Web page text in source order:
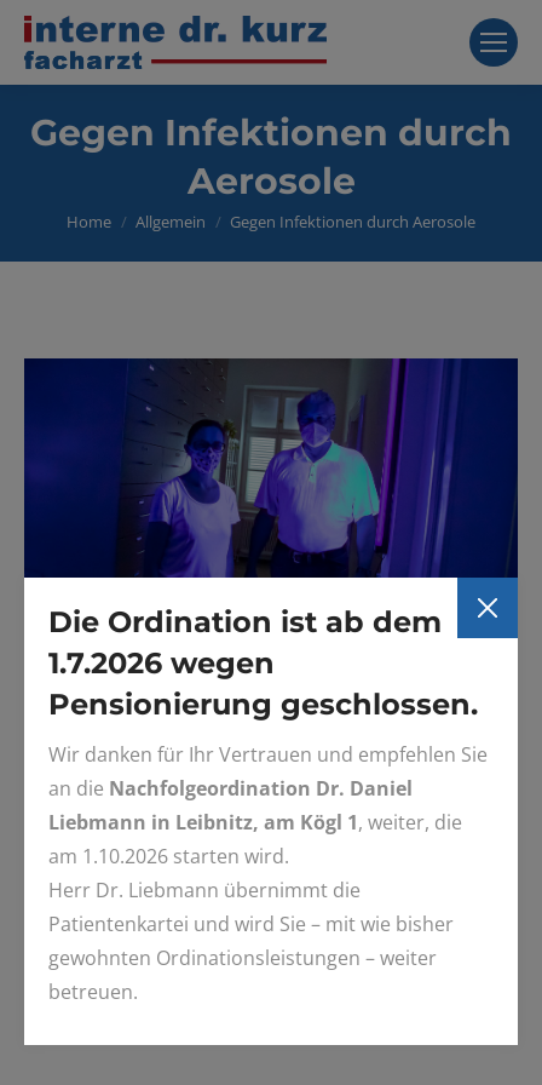
Die Ordination ist ab dem
1.7.2026 wegen
Pensionierung geschlossen.
Wir danken für Ihr Vertrauen und empfehlen Sie
an die Nachfolgeordination Dr. Daniel
Liebmann in Leibnitz, am Kögl 1, weiter, die
am 1.10.2026 starten wird.
Herr Dr. Liebmann übernimmt die
Patientenkartei und wird Sie – mit wie bisher
gewohnten Ordinationsleistungen – weiter
betreuen.
Gegen Infektionen durch
Aerosole
You are here:
Home Allgemein Gegen Infektionen durch Aerosole
UV-Licht vermittelte Photooxidation von Indolringen in
Proteinen, die Tryptophan enthalten, ist ein möglicher Weg
um aerosolvermittelte Infektionen zu senken. Wir benützen
diesen Weg seit Anbeginn der Pandemie.
Royal Society of Chemistry
Researchgate.net